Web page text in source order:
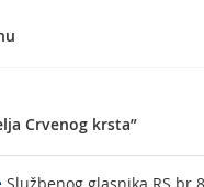
Crvenog krsta”